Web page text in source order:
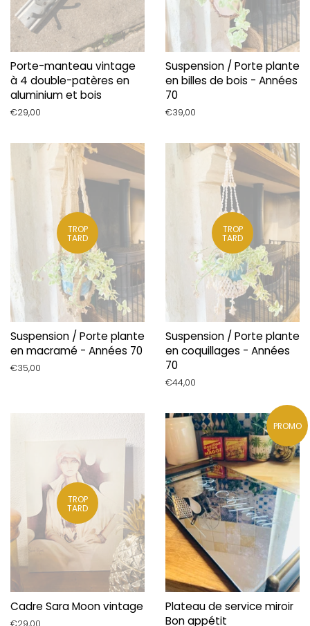
Porte-manteau vintage
à 4 double-patères en
aluminium et bois
Prix
€29,00
Suspension / Porte plante
en billes de bois - Années
70
Prix
€39,00
TROP
TARD
Suspension / Porte plante
en macramé - Années 70
Prix
€35,00
TROP
TARD
Suspension / Porte plante
en coquillages - Années
70
Prix
€44,00
TROP
TARD
Cadre Sara Moon vintage
PROMO
Plateau de service miroir
Bon appétit